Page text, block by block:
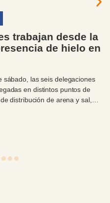
desde la
de hielo en
las seis delegaciones
en distintos puntos de
de arena y sal,